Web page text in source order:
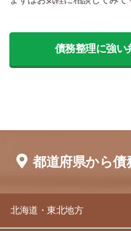
債務整理に強い
都道府県から債
北海道・東北地方